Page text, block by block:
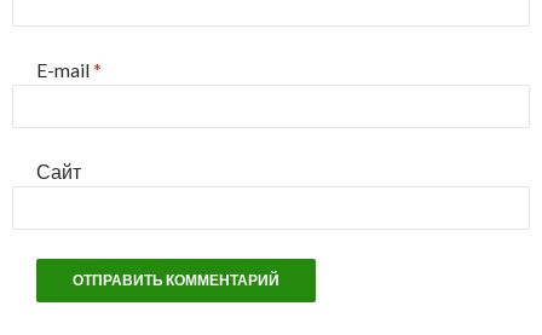
E-mail*
Сайт